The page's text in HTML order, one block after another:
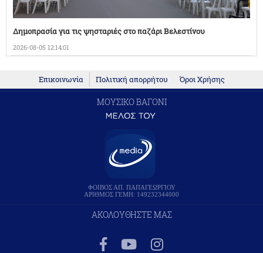
Δημοπρασία για τις ψησταριές στο παζάρι Βελεστίνου
2026-08-05 12:14:01
Επικοινωνία Πολιτική απορρήτου Όροι Χρήσης
ΜΟΥΣΙΚΟ ΒΑΓΟΝΙ
ΦΟΙΒΟΣ ΑΠ. ΠΑΠΑΓΕΩΡΓΙΟΥ
ΑΡΙΘΜΟΣ ΓΕΜΗ: 149232344000
ΑΚΟΛΟΥΘΗΣΤΕ ΜΑΣ